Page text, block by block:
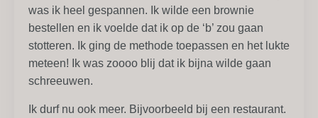
was ik heel gespannen. Ik wilde een brownie
bestellen en ik voelde dat ik op de ‘b’ zou gaan
stotteren. Ik ging de methode toepassen en het lukte
meteen! Ik was zoooo blij dat ik bijna wilde gaan
schreeuwen.
Ik durf nu ook meer. Bijvoorbeeld bij een restaurant.